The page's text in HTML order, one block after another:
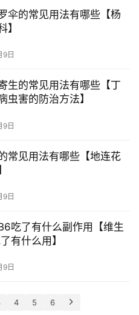
伞的常见用法有哪些【杨
】
9日
生的常见用法有哪些【丁
虫害的防治方法】
9日
常见用法有哪些【地连花
9日
吃了有什么副作用【维生
有什么用】
9日
4 5 6